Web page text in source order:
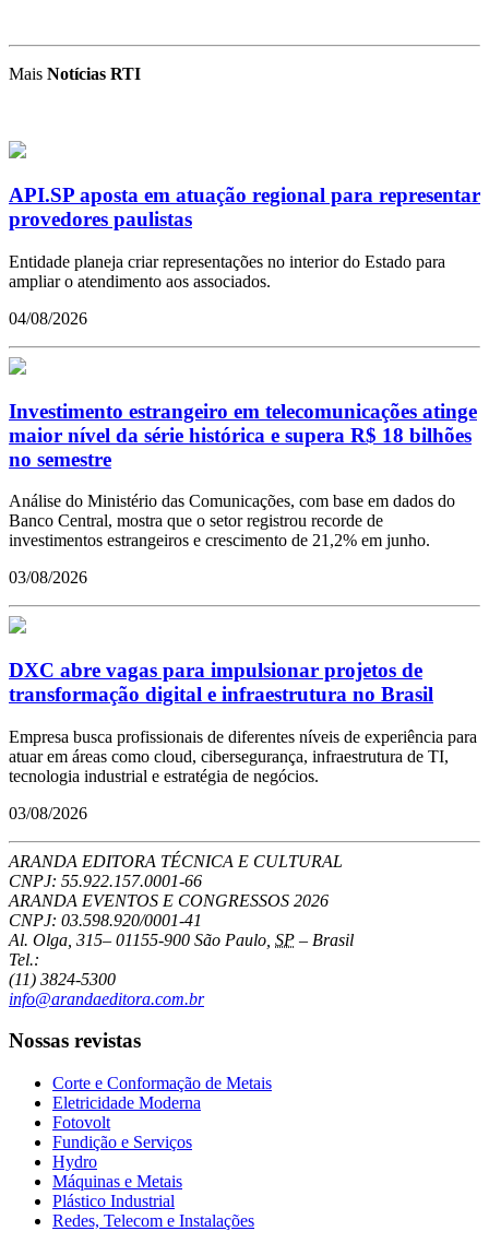
Mais Notícias RTI
API.SP aposta em atuação regional para representar
provedores paulistas
Entidade planeja criar representações no interior do Estado para
ampliar o atendimento aos associados.
04/08/2026
Investimento estrangeiro em telecomunicações atinge
maior nível da série histórica e supera R$ 18 bilhões
no semestre
Análise do Ministério das Comunicações, com base em dados do
Banco Central, mostra que o setor registrou recorde de
investimentos estrangeiros e crescimento de 21,2% em junho.
03/08/2026
DXC abre vagas para impulsionar projetos de
transformação digital e infraestrutura no Brasil
Empresa busca profissionais de diferentes níveis de experiência para
atuar em áreas como cloud, cibersegurança, infraestrutura de TI,
tecnologia industrial e estratégia de negócios.
03/08/2026
ARANDA EDITORA TÉCNICA E CULTURAL
CNPJ: 55.922.157.0001-66
ARANDA EVENTOS E CONGRESSOS 2026
CNPJ: 03.598.920/0001-41
Al. Olga, 315– 01155-900 São Paulo SP – Brasil
Tel.:
(11) 3824-5300
info@arandaeditora.com.br
Nossas revistas
Corte e Conformação de Metais
Eletricidade Moderna
Fotovolt
Fundição e Serviços
Hydro
Máquinas e Metais
Plástico Industrial
Redes, Telecom e Instalações